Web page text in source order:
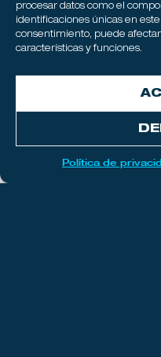
procesar datos como el
identificaciones únicas en
consentimiento, puede
características y funciones.
Política de
Ingresá a
nuestras